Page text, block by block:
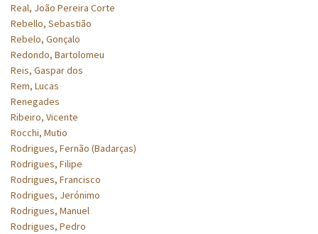
Real, João Pereira Corte
Rebello, Sebastião
Rebelo, Gonçalo
Redondo, Bartolomeu
Reis, Gaspar dos
Rem, Lucas
Renegades
Ribeiro, Vicente
Rocchi, Mutio
Rodrigues, Fernão (Badarças)
Rodrigues, Filipe
Rodrigues, Francisco
Rodrigues, Jerónimo
Rodrigues, Manuel
Rodrigues, Pedro